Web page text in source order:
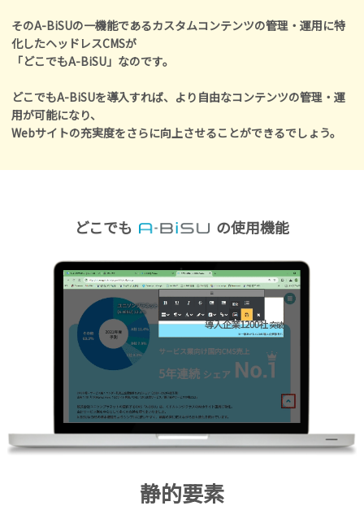
そのA-BiSUの一機能であるカスタムコンテンツの管理・運用に特
化したヘッドレスCMSが
「どこでもA-BiSU」なのです。
どこでもA-BiSUを導入すれば、より自由なコンテンツの管理・運
用が可能になり、
Webサイトの充実度をさらに向上させることができるでしょう。
どこでも の使用機能
静的要素